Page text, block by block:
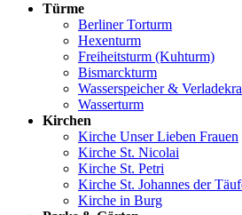
Türme
Berliner Torturm
Hexenturm
Freiheitsturm (Kuhturm)
Bismarckturm
Wasserspeicher &
Wasserturm
Kirchen
Kirche Unser Lieben Frauen
Kirche St. Nicolai
Kirche St. Petri
Kirche St. Johannes der
Kirche in Burg